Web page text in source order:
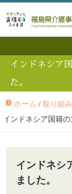
インドネシア
た。
ホーム / 取り組み
インドネシア国籍
インドネシ
ました。